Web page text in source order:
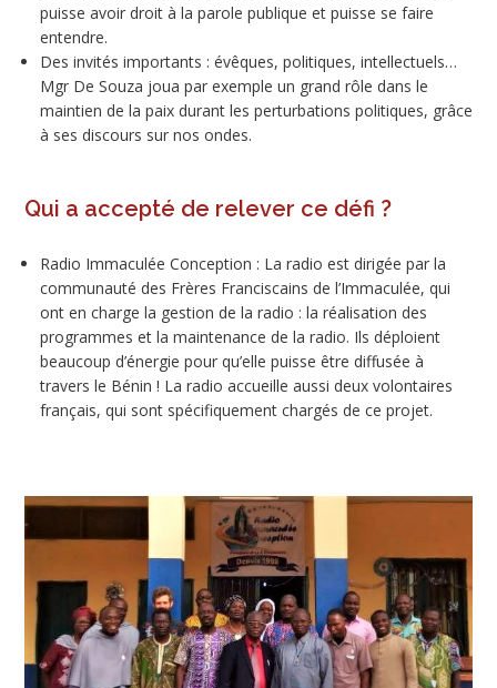
puisse avoir droit à la parole publique et puisse se faire
entendre.
Des invités importants : évêques, politiques, intellectuels…
Mgr De Souza joua par exemple un grand rôle dans le
maintien de la paix durant les perturbations politiques, grâce
à ses discours sur nos ondes.
Qui a accepté de relever ce défi ?
Radio Immaculée Conception : La radio est dirigée par la
communauté des Frères Franciscains de l’Immaculée, qui
ont en charge la gestion de la radio : la réalisation des
programmes et la maintenance de la radio. Ils déploient
beaucoup d’énergie pour qu’elle puisse être diffusée à
travers le Bénin ! La radio accueille aussi deux volontaires
français, qui sont spécifiquement chargés de ce projet.